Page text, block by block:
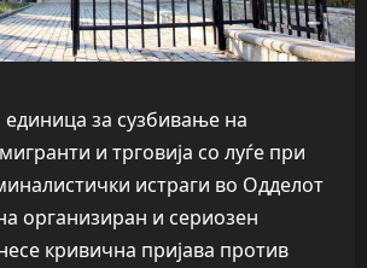
за сузбивање на
и трговија со луѓе при
истраги во Одделот
организиран и сериозен
кривична пријава против